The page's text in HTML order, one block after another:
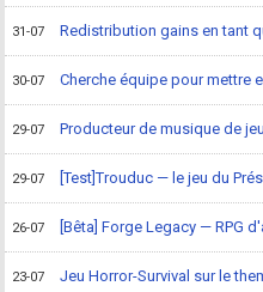
31-07 Redistribution gains en tant
30-07 Cherche équipe pour mettre
29-07 Producteur de musique de
29-07 [Test]Trouduc — le jeu du
26-07 [Bêta] Forge Legacy — RPG
23-07 Jeu Horror-Survival sur le